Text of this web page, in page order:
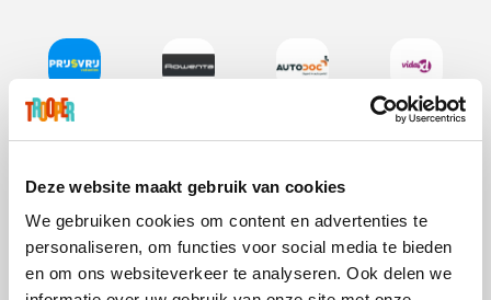
Deze website maakt gebruik van cookies
We gebruiken cookies om content en advertenties te
personaliseren, om functies voor social media te bieden
en om ons websiteverkeer te analyseren. Ook delen we
Prijsvrij Vidaxl
Lampenlicht.be De Online Drogist Hotels.com Adidas